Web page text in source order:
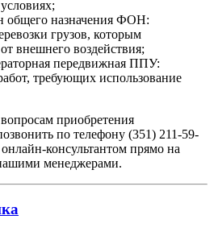
общего назначения ФОН:
грузов, которым
внешнего воздействия;
передвижная ППУ:
требующих использование
приобретения
по телефону (351) 211-59-
консультантом прямо на
менеджерами.